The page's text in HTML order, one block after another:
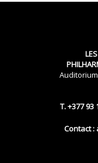
T. +377 93
Contact :